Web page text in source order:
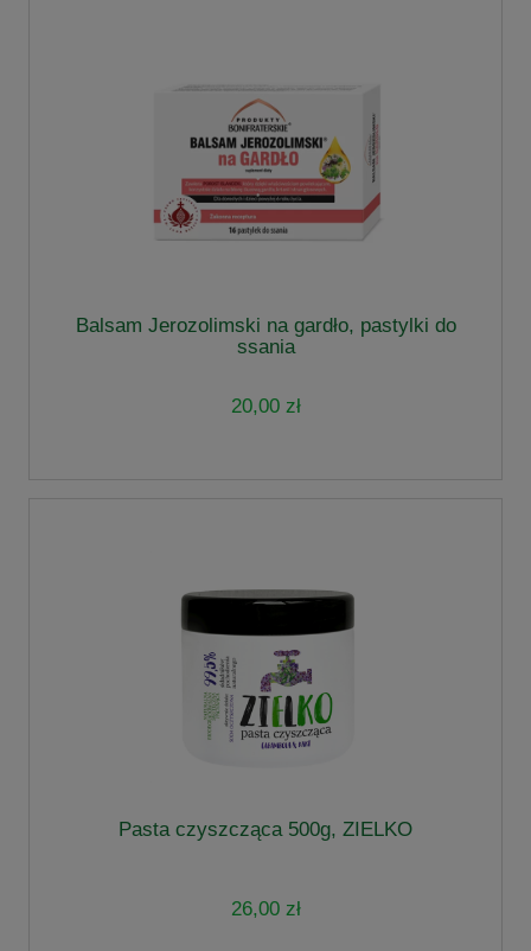
Balsam Jerozolimski na gardło, pastylki do
ssania
20,00 zł
Pasta czyszcząca 500g, ZIELKO
26,00 zł